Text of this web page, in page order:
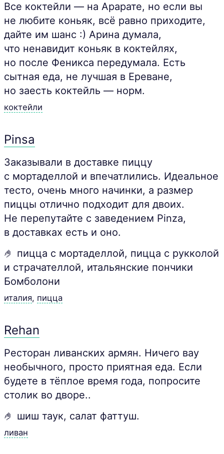
Все коктейли — на Арарате, но если вы
не любите коньяк, всё равно приходите,
дайте им шанс :) Арина думала,
что ненавидит коньяк в коктейлях,
но после Феникса передумала. Есть
сытная еда, не лучшая в Ереване,
но заесть коктейль — норм.
коктейли
Pinsa
Заказывали в доставке пиццу
с мортаделлой и впечатлились. Идеальное
тесто, очень много начинки, а размер
пиццы отлично подходит для двоих.
Не перепутайте с заведением Pinza,
в доставках есть и оно.
🤌 пицца с мортаделлой, пицца с рукколой
и страчателлой, итальянские пончики
Бомболони
италия, пицца
Rehan
Ресторан ливанских армян. Ничего вау
необычного, просто приятная еда. Если
будете в тёплое время года, попросите
столик во дворе..
🤌 шиш таук, салат фаттуш.
ливан